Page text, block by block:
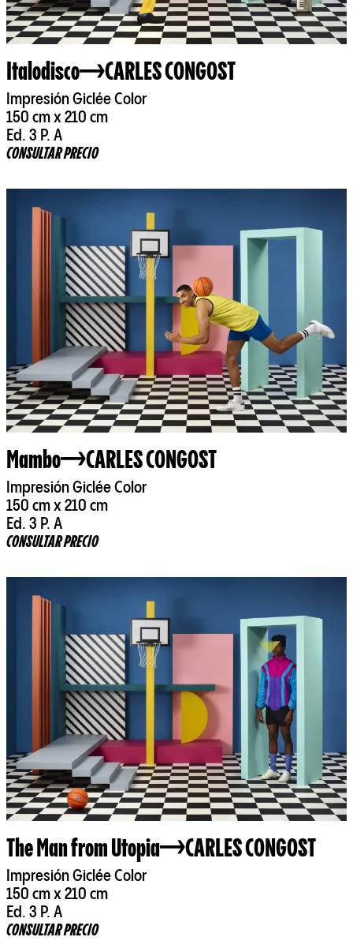
Italodisco CARLES CONGOST
Impresión Giclée Color
150 cm x 210 cm
Ed. 3 P. A
CONSULTAR PRECIO
Mambo CARLES CONGOST
Impresión Giclée Color
150 cm x 210 cm
Ed. 3 P. A
CONSULTAR PRECIO
The Man from Utopia CARLES CONGOST
Impresión Giclée Color
150 cm x 210 cm
Ed. 3 P. A
CONSULTAR PRECIO